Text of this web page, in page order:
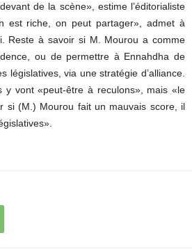
de la scène», estime l’éditorialiste
est riche, on peut partager», admet à
Reste à savoir si M. Mourou a comme
ou de permettre à Ennahdha de
législatives, via une stratégie d’alliance.
y vont «peut-être à reculons», mais «le
si (M.) Mourou fait un mauvais score, il